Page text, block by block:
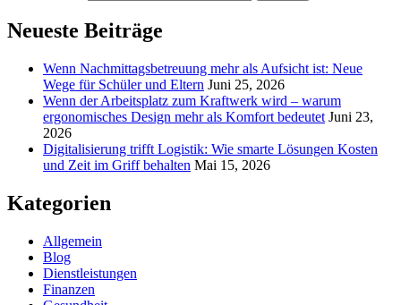
Neueste Beiträge
Wenn Nachmittagsbetreuung mehr als Aufsicht ist: Neue
Wege für Schüler und Eltern Juni 25, 2026
Wenn der Arbeitsplatz zum Kraftwerk wird – warum
ergonomisches Design mehr als Komfort bedeutet Juni 23,
2026
Digitalisierung trifft Logistik: Wie smarte Lösungen Kosten
und Zeit im Griff behalten Mai 15, 2026
Kategorien
Allgemein
Blog
Dienstleistungen
Finanzen